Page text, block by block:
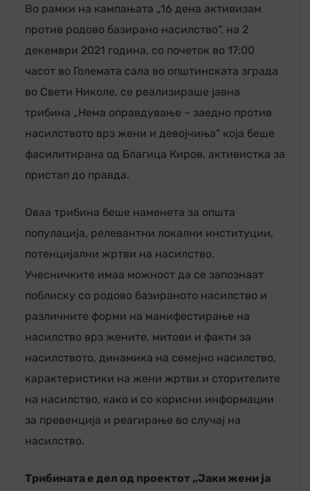
Во рамки на кампањата „16 дена активизам
против родово базирано насилство“, на 2
декември 2021 година, со почеток во 17:00
часот во Големата сала во општинската зграда
во Свети Николе, се реализираше јавна
трибина „Нема оправдување – заедно против
насилството врз жени и девојчиња“ која беше
фасилитирана од Благица Киров, активистка за
пристап до правда.
Оваа трибина беше наменета за општа
популација, релевантни локални институции,
потенцијални жртви на насилство.
Учесничките имаа можност да се запознаат
поблиску со родово базираното насилство и
различните форми на манифестирање на
насилство врз жените, митови и факти за
насилството, динамика на семејно насилство,
карактеристики на жени жртви и сторителите
на насилство, како и со корисни информации
за превенција и реагирање во случај на
насилство.
Трибината е дел од проектот „Јаки жени ја